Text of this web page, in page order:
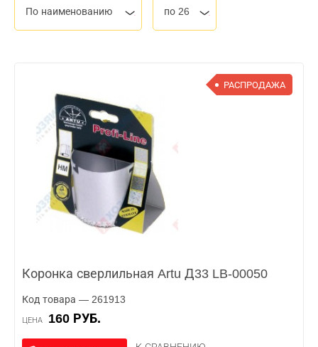
По наименованию по 26
РАСПРОДАЖА
Коронка сверлильная Artu Д33 LB-00050
Код товара — 261913
ЦЕНА 160 РУБ.